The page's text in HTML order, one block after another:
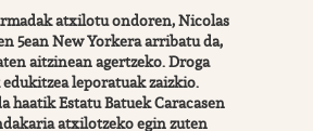
atxilotu ondoren, Nicolas
5ean New Yorkera arribatu da,
aitzinean agertzeko. Droga
leporatuak zaizkio.
haatik Estatu Batuek Caracasen
atxilotzeko egin zuten